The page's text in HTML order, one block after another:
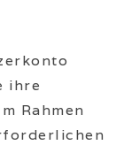
ihre
Rahmen